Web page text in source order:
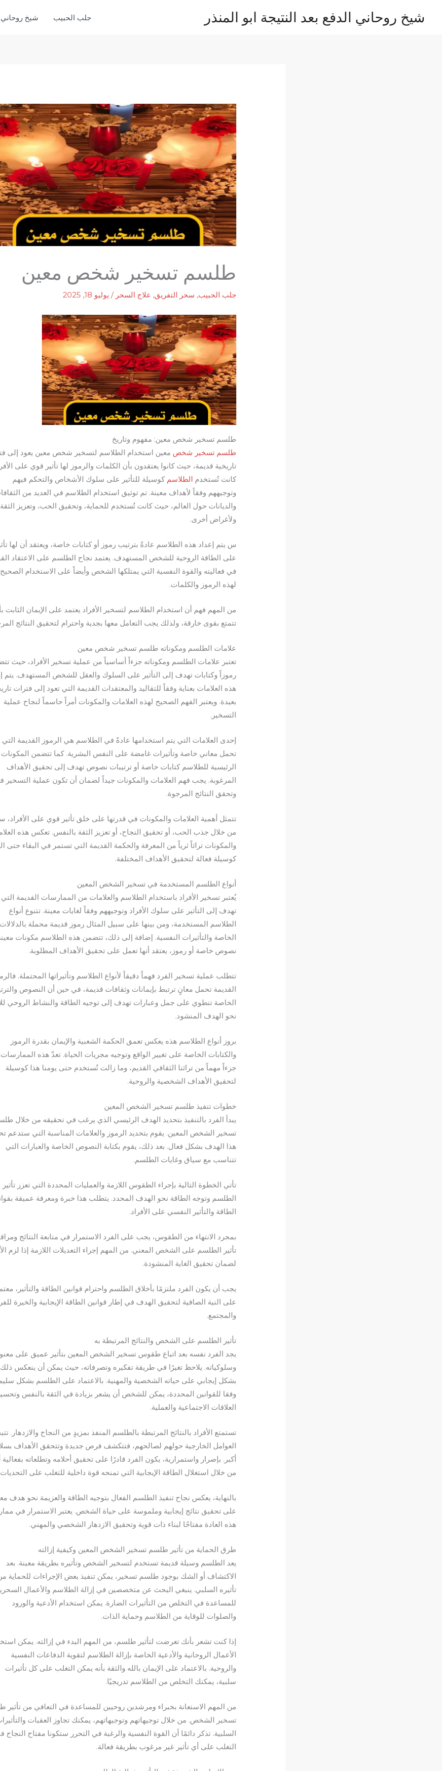
شيخ روحاني الدفع بعد النتيجة ابو المنذر جلب الحبيب شيخ روحاني
طلسم تسخير شخص معين
جلب الحبيب, سحر التفريق, علاج السحر / يوليو 18, 2025
طلسم تسخير شخص معين: مفهوم وتاريخ
طلسم تسخير شخص معين استخدام الطلاسم لتسخير شخص معين يعود إلى
تاريخية قديمة، حيث كانوا يعتقدون بأن الكلمات والرموز لها تأثير قوي على
كانت تُستخدم الطلاسم كوسيلة للتأثير على سلوك الأشخاص والتحكم فيهم
وتوجيههم وفقاً لأهداف معينة. تم توثيق استخدام الطلاسم في العديد من
والديانات حول العالم، حيث كانت تُستخدم للحماية، وتحقيق الحب، وتعزيز
ولأغراض أخرى.
س يتم إعداد هذه الطلاسم عادةً بترتيب رموز أو كتابات خاصة، ويعتقد أن لها
على الطاقة الروحية للشخص المستهدف. يعتمد نجاح الطلسم على الاعتقاد
في فعاليته والقوة النفسية التي يمتلكها الشخص وأيضاً على الاستخدام الصحيح
لهذه الرموز والكلمات.
من المهم فهم أن استخدام الطلاسم لتسخير الأفراد يعتمد على الإيمان الثابت
تتمتع بقوى خارقة، ولذلك يجب التعامل معها بجدية واحترام لتحقيق النتائج
علامات الطلسم ومكوناته طلسم تسخير شخص معين
تعتبر علامات الطلسم ومكوناته جزءاً أساسياً من عملية تسخير الأفراد، حيث
رموزاً وكتابات تهدف إلى التأثير على السلوك والعقل للشخص المستهدف. يتم
هذه العلامات بعناية وفقاً للتقاليد والمعتقدات القديمة التي تعود إلى فترات
بعيدة. ويعتبر الفهم الصحيح لهذه العلامات والمكونات أمراً حاسماً لنجاح عملية
التسخير.
إحدى العلامات التي يتم استخدامها عادةً في الطلاسم هي الرموز القديمة التي
تحمل معاني خاصة وتأثيرات غامضة على النفس البشرية. كما تتضمن المكونات
الرئيسية للطلاسم كتابات خاصة أو ترتيبات نصوص تهدف إلى تحقيق الأهداف
المرغوبة. يجب فهم العلامات والمكونات جيداً لضمان أن تكون عملية التسخير
وتحقق النتائج المرجوة.
تتمثل أهمية العلامات والمكونات في قدرتها على خلق تأثير قوي على الأفراد،
من خلال جذب الحب، أو تحقيق النجاح، أو تعزيز الثقة بالنفس. تعكس هذه
والمكونات تراثاً ثرياً من المعرفة والحكمة القديمة التي تستمر في البقاء حتى
كوسيلة فعالة لتحقيق الأهداف المختلفة.
أنواع الطلسم المستخدمة في تسخير الشخص المعين
يُعتبر تسخير الأفراد باستخدام الطلاسم والعلامات من الممارسات القديمة التي
تهدف إلى التأثير على سلوك الأفراد وتوجيههم وفقاً لغايات معينة. تتنوع أنواع
الطلاسم المستخدمة، ومن بينها على سبيل المثال رموز قديمة محملة بالدلالات
الخاصة والتأثيرات النفسية. إضافة إلى ذلك، تتضمن هذه الطلاسم مكونات
نصوص خاصة أو رموز، يعتقد أنها تعمل على تحقيق الأهداف المطلوبة.
تتطلب عملية تسخير الفرد فهماً دقيقاً لأنواع الطلاسم وتأثيراتها المحتملة.
القديمة تحمل معانٍ ترتبط بإيمانات وثقافات قديمة، في حين أن النصوص
الخاصة تنطوي على جمل وعبارات تهدف إلى توجيه الطاقة والنشاط الروحي
نحو الهدف المنشود.
بروز أنواع الطلاسم هذه يعكس تعمق الحكمة الشعبية والإيمان بقدرة الرموز
والكتابات الخاصة على تغيير الواقع وتوجيه مجريات الحياة. تعدّ هذه الممارسات
جزءاً مهماً من تراثنا الثقافي القديم، وما زالت تُستخدم حتى يومنا هذا كوسيلة
لتحقيق الأهداف الشخصية والروحية.
خطوات تنفيذ طلسم تسخير الشخص المعين
يبدأ الفرد بالتنفيذ بتحديد الهدف الرئيسي الذي يرغب في تحقيقه من خلال
تسخير الشخص المعين. يقوم بتحديد الرموز والعلامات المناسبة التي ستدعم
هذا الهدف بشكل فعال. بعد ذلك، يقوم بكتابة النصوص الخاصة والعبارات التي
تتناسب مع سياق وغايات الطلسم.
تأتي الخطوة التالية بإجراء الطقوس اللازمة والعمليات المحددة التي تعزز تأثير
الطلسم وتوجه الطاقة نحو الهدف المحدد. يتطلب هذا خبرة ومعرفة عميقة
الطاقة والتأثير النفسي على الأفراد.
بمجرد الانتهاء من الطقوس، يجب على الفرد الاستمرار في متابعة النتائج
تأثير الطلسم على الشخص المعني. من المهم إجراء التعديلات اللازمة إذا لزم
لضمان تحقيق الغاية المنشودة.
يجب أن يكون الفرد ملتزمًا بأخلاق الطلسم واحترام قوانين الطاقة والتأثير،
على النية الصافية لتحقيق الهدف في إطار قوانين الطاقة الإيجابية والخيرة
والمجتمع.
تأثير الطلسم على الشخص والنتائج المرتبطة به
يجد الفرد نفسه بعد اتباع طقوس تسخير الشخص المعين بتأثير عميق على
وسلوكياته. يلاحظ تغيرًا في طريقة تفكيره وتصرفاته، حيث يمكن أن ينعكس ذلك
بشكل إيجابي على حياته الشخصية والمهنية. بالاعتماد على الطلسم بشكل
وفقا للقوانين المحددة، يمكن للشخص أن يشعر بزيادة في الثقة بالنفس
العلاقات الاجتماعية والعملية.
تستمتع الأفراد بالنتائج المرتبطة بالطلسم المنفذ بمزيدٍ من النجاح والازدهار.
العوامل الخارجية حولهم لصالحهم، فتتكشف فرص جديدة وتتحقق الأهداف
أكبر. بإصرار واستمرارية، يكون الفرد قادرًا على تحقيق أحلامه وتطلعاته بفعالية
من خلال استغلال الطاقة الإيجابية التي تمنحه قوة داخلية للتغلب على
بالنهاية، يعكس نجاح تنفيذ الطلسم الفعال بتوجيه الطاقة والعزيمة نحو هدف
على تحقيق نتائج إيجابية وملموسة على حياة الشخص. يعتبر الاستمرار في
هذه العادة مفتاحًا لبناء ذات قوية وتحقيق الازدهار الشخصي والمهني.
طرق الحماية من تأثير طلسم تسخير الشخص المعين وكيفية إزالته
يعد الطلسم وسيلة قديمة تستخدم لتسخير الشخص وتأثيره بطريقة معينة. بعد
الاكتشاف أو الشك بوجود طلسم تسخير، يمكن تنفيذ بعض الإجراءات للحماية
تأثيره السلبي. ينبغي البحث عن متخصصين في إزالة الطلاسم والأعمال
للمساعدة في التخلص من التأثيرات الضارة. يمكن استخدام الأدعية والورود
والصلوات للوقاية من الطلاسم وحماية الذات.
إذا كنت تشعر بأنك تعرضت لتأثير طلسم، من المهم البدء في إزالته. يمكن
الأعمال الروحانية والأدعية الخاصة بإزالة الطلاسم لتقوية الدفاعات النفسية
والروحية. بالاعتماد على الإيمان بالله والثقة بأنه يمكن التغلب على كل تأثيرات
سلبية، يمكنك التخلص من الطلاسم تدريجيًا.
من المهم الاستعانة بخبراء ومرشدين روحيين للمساعدة في التعافي من تأثير
تسخير الشخص. من خلال توجيهاتهم وتوجيهاتهم، يمكنك تجاوز العقبات
السلبية. تذكر دائمًا أن القوة النفسية والرغبة في التحرر ستكونا مفتاح النجاح
التغلب على أي تأثير غير مرغوب بطريقة فعالة.